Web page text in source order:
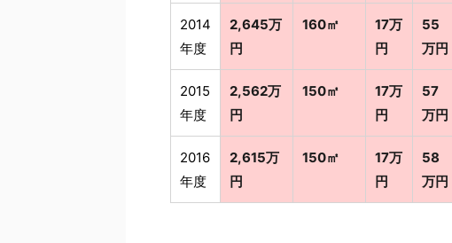
2014
年度
2,645万
円
160㎡
17万
円
55
万円
2015
年度
2,562万
円
150㎡
17万
円
57
万円
2016
年度
2,615万
円
150㎡
17万
円
58
万円